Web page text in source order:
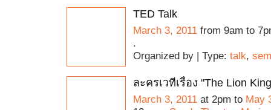
TED Talk
March 3, 2011 from 9am to
.
Organized by | Type: talk,
ละครเวทีเรื่อง "The Lion
March 3, 2011 at 2pm to May